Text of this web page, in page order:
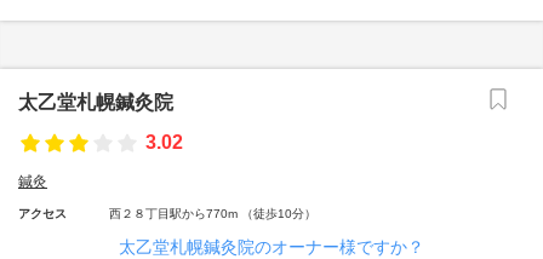
太乙堂札幌鍼灸院
3.02
鍼灸
アクセス 西２８丁目駅から770m （徒歩10分）
太乙堂札幌鍼灸院のオーナー様ですか？